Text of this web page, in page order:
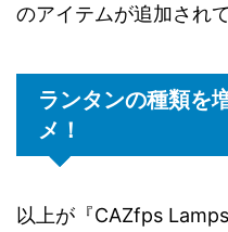
のアイテムが追加され
ランタンの種類を
メ！
以上が『CAZfps